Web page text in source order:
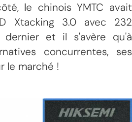
le chinois YMTC avait
Xtacking 3.0 avec 232
et il s'avère qu'à
concurrentes, ses
le marché !